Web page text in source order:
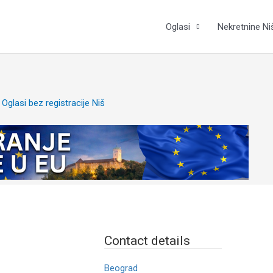
Oglasi Nekretnine
Contact details
Beograd